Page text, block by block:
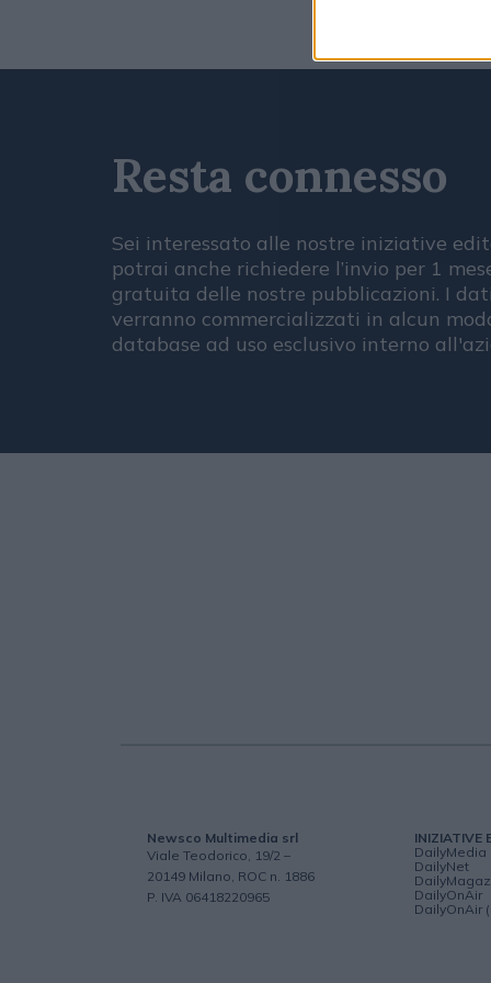
Resta connesso
Sei interessato alle nostre iniziative
potrai anche richiedere l’invio per 1
gratuita delle nostre pubblicazioni. I
verranno commercializzati in alcun
database ad uso esclusivo interno
Newsco Multimedia srl
Viale Teodorico, 19/2 –
20149 Milano, ROC n. 1886
P. IVA 06418220965
INIZIATIVE
DailyMedia
DailyNet
DailyOnAir
DailyOnAir